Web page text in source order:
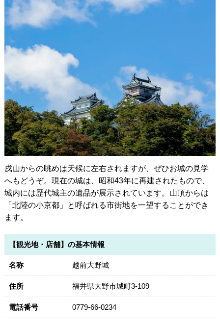
戌山からの眺めは天候に左右されますが、ぜひお城の見学
へもどうぞ。現在の城は、昭和43年に再建されたもので、
城内には歴代城主の遺品が展示されています。山頂からは
「北陸の小京都」と呼ばれる市街地を一望することができ
ます。
【観光地・店舗】の基本情報
名称 越前大野城
住所 福井県大野市城町3-109
電話番号 0779-66-0234